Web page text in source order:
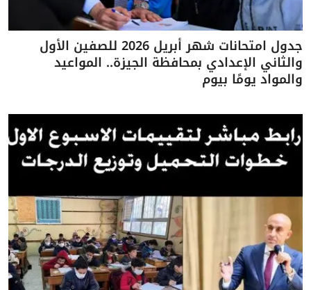
جدول امتحانات شهر أبريل 2026 للصفين الأول
والثاني الإعدادي بمحافظة الجيزة.. المواعيد
والمواد يومًا بيوم